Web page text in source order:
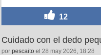
12
Cuidado con el dedo
por pescaito el 28 may 2026, 18:28